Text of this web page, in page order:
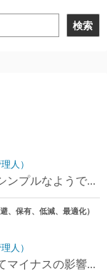
検索
人）
ンプルなようで...
、保有、低減、最適化）
人）
マイナスの影響...